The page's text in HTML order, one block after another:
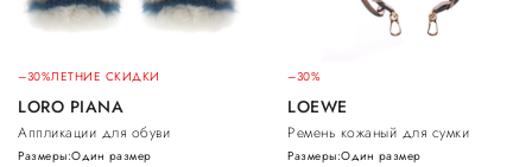
–30%ЛЕТНИЕ СКИДКИ
LORO PIANA
Аппликации для обуви
Размеры:Один размер
–30%
LOEWE
Ремень кожаный для сумки
Размеры:Один размер